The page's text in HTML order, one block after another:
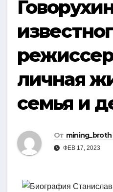
личная
семья и
От mining_broth
ФЕВ 17, 2023